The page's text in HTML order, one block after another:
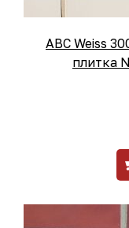
ABC Weiss
плитка